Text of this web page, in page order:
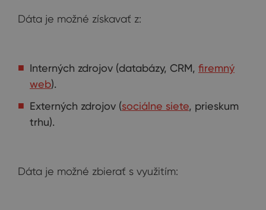
Dáta je možné získavať z:
Interných zdrojov (databázy, CRM, firemný
web).
Externých zdrojov (sociálne siete, prieskum
trhu).
Dáta je možné zbierať s využitím: